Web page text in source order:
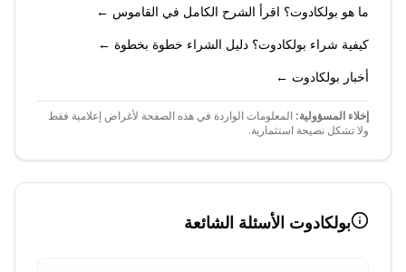
ما هو بولكادوت؟ اقرأ الشرح الكامل في القاموس ←
كيفية شراء بولكادوت؟ دليل الشراء خطوة بخطوة ←
أخبار بولكادوت ←
إخلاء المسؤولية: المعلومات الواردة في هذه الصفحة لأغراض إعلامية فقط
ولا تشكل نصيحة استثمارية.
بولكادوت الأسئلة الشائعة